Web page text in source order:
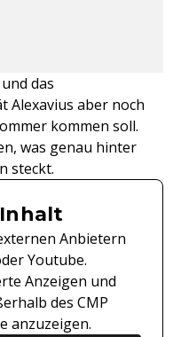
das
Alexavius aber noch
kommen soll.
was genau hinter
steckt.
Anbietern
Youtube.
Anzeigen und
des CMP
anzuzeigen.